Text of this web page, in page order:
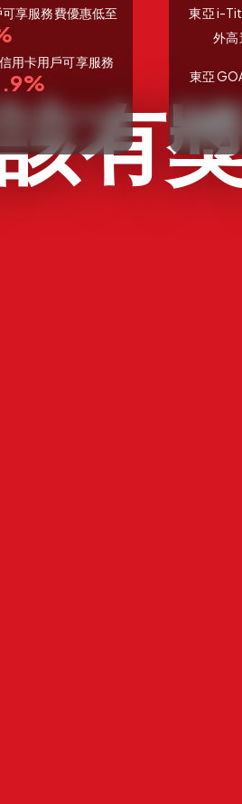
有
享服務費優惠低至
用卡用戶可享服務
東亞 i-
外高
東亞